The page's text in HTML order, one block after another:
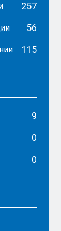
257
56
115
9
0
0